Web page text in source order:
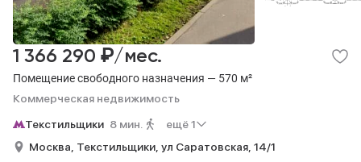
Квартиры на сутки 23
Посуточно
Квартиры на сутки 23
Помещение свободного назначения — 570 м²
Коммерческая недвижимость
1 366 290 ₽/мес.
Текстильщики 8 мин.
ещё 1
Москва, Текстильщики, ул Саратовская, 14/1